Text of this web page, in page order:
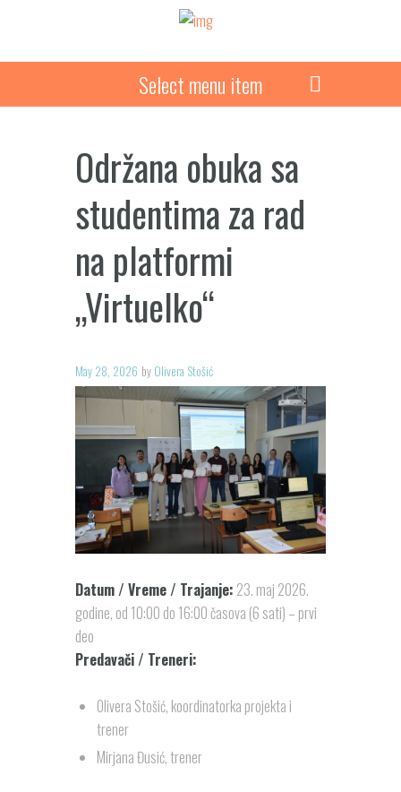
Select menu item
Održana obuka sa
studentima za rad
na platformi
„Virtuelko“
May 28, 2026 by Olivera Stošić
Datum / Vreme / Trajanje: 23. maj 2026.
godine, od 10:00 do 16:00 časova (6 sati) – prvi
deo
Predavači / Treneri:
Olivera Stošić, koordinatorka projekta i
trener
Mirjana Đusić, trener